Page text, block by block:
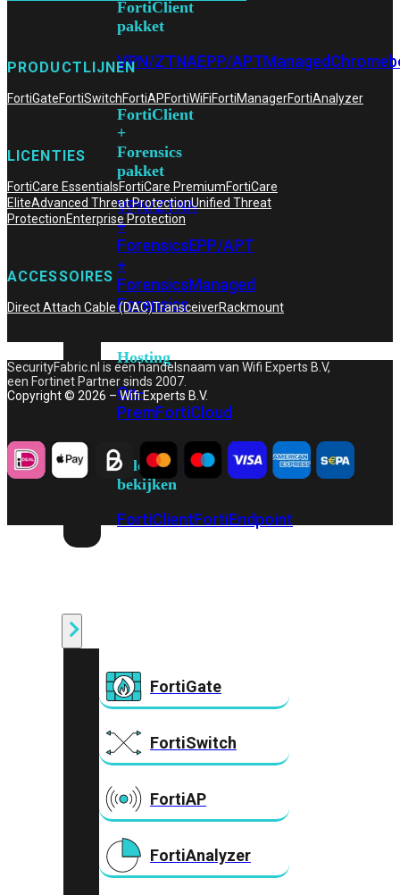
FortiClient
pakket
VPN/ZTNAEPP/APTManaged
FortiClient
+
Forensics
pakket
VPN/ZTNA
+
ForensicsEPP/APT
+
ForensicsManaged
Forensics
Hosting
On-
PremFortiCloud
Alles
bekijken
FortiClientFortiEndpoint
FortiGate
FortiSwitch
FortiAP
FortiAnalyzer
PRODUCTLIJNEN
FortiGateFortiSwitchFortiAPFortiWiFiFortiManagerFortiAnalyzer
LICENTIES
FortiCare EssentialsFortiCare PremiumFortiCare
EliteAdvanced Threat ProtectionUnified Threat
ProtectionEnterprise Protection
ACCESSOIRES
Direct Attach Cable (DAC)TransceiverRackmount
SecurityFabric.nl is een handelsnaam van Wifi Experts B.V,
een Fortinet Partner sinds 2007.
Copyright © 2026 – Wifi Experts B.V.